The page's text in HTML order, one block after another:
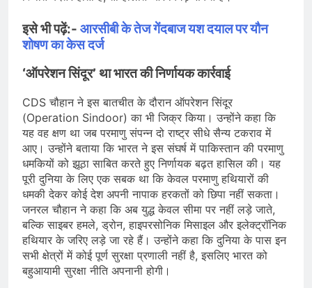
इसे भी पढ़ें:- आरसीबी के तेज गेंदबाज यश दयाल पर यौन
शोषण का केस दर्ज
‘ऑपरेशन सिंदूर’ था भारत की निर्णायक कार्रवाई
CDS चौहान ने इस बातचीत के दौरान ऑपरेशन सिंदूर
(Operation Sindoor) का भी जिक्र किया। उन्होंने कहा कि
यह वह क्षण था जब परमाणु संपन्न दो राष्ट्र सीधे सैन्य टकराव में
आए। उन्होंने बताया कि भारत ने इस संघर्ष में पाकिस्तान की परमाणु
धमकियों को झूठा साबित करते हुए निर्णायक बढ़त हासिल की। यह
पूरी दुनिया के लिए एक सबक था कि केवल परमाणु हथियारों की
धमकी देकर कोई देश अपनी नापाक हरकतों को छिपा नहीं सकता।
जनरल चौहान ने कहा कि अब युद्ध केवल सीमा पर नहीं लड़े जाते,
बल्कि साइबर हमले, ड्रोन, हाइपरसोनिक मिसाइल और इलेक्ट्रॉनिक
हथियार के जरिए लड़े जा रहे हैं। उन्होंने कहा कि दुनिया के पास इन
सभी क्षेत्रों में कोई पूर्ण सुरक्षा प्रणाली नहीं है, इसलिए भारत को
बहुआयामी सुरक्षा नीति अपनानी होगी।